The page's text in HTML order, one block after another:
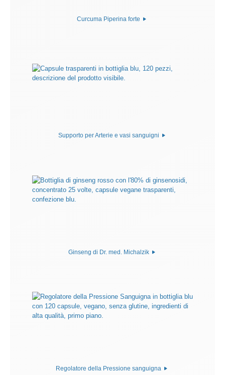
Curcuma Piperina forte
Supporto per Arterie e vasi sanguigni
Ginseng di Dr. med. Michalzik
Regolatore della Pressione sanguigna